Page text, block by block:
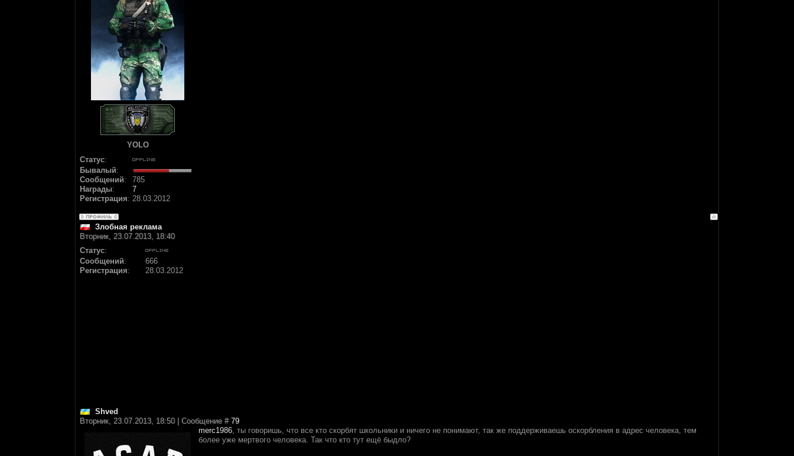
YOLO
Статус:
Бывалый:
Сообщений:
785
Награды:
7
Регистрация: 28.03.2012
Злобная реклама
Вторник, 23.07.2013, 18:40
Статус:
Сообщений:
666
Регистрация: 28.03.2012
Shved
Вторник, 23.07.2013, 18:50 | Сообщение # 79
merc1986, ты говоришь, что все кто скорбят школьники и ничего не понимают, так же поддерживаешь оскорбления в адрес человека, тем
более уже мертвого человека. Так что кто тут ещё быдло?